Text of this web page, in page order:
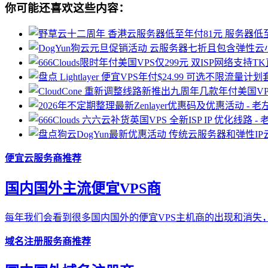
你可能还喜欢这些内容：
便宜云服务商推荐
国内国外主流便宜VPS商
每年我们会看到很多国内国外的便宜VPS主机商的出现和消
域名注册服务商推荐